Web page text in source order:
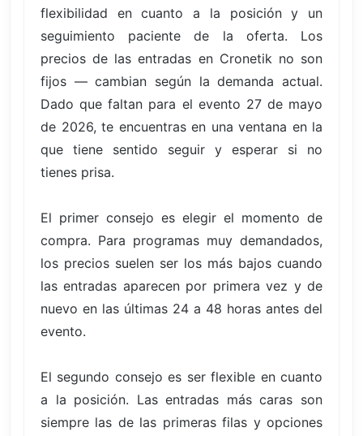
flexibilidad en cuanto a la posición y un
seguimiento paciente de la oferta. Los
precios de las entradas en Cronetik no son
fijos — cambian según la demanda actual.
Dado que faltan para el evento 27 de mayo
de 2026, te encuentras en una ventana en la
que tiene sentido seguir y esperar si no
tienes prisa.
El primer consejo es elegir el momento de
compra. Para programas muy demandados,
los precios suelen ser los más bajos cuando
las entradas aparecen por primera vez y de
nuevo en las últimas 24 a 48 horas antes del
evento.
El segundo consejo es ser flexible en cuanto
a la posición. Las entradas más caras son
siempre las de las primeras filas y opciones